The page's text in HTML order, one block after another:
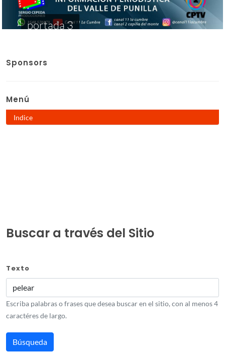
portada 3
Sponsors
Menú
Indice
Buscar a través del Sitio
Texto
Escriba palabras o frases que desea buscar en el sitio, con al menos 4
caractéres de largo.